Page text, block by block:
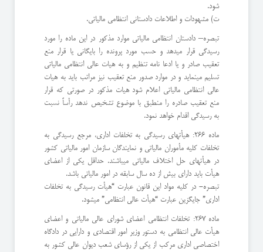
شود.
ت) مشهودات و اطلاعات دادستانی انتظامی مالیاتی.
تبصره– دادستان انتظامی مالیاتی موارد مذکور در این ماده را مورد
رسیدگی قرار میدهد و حسب مورد پرونده را بایگانی یا قرار منع
تعقیب صادر و یا ادعا نامه تنظیم و به هیات عالی انتظامی مالیاتی
تسلیم مینماید و در موارد صدور منع تعقیب نیز مراتب باید به هیات
عالی انتظامی مالیاتی اعلام شود هیات مذکور در صورتی که قرار
منع تعقیب صادره را منطبق با موضوع تشخیص ندهد رأساً نسبت
به رسیدگی اقدام خواهد نمود.
ماده 266: هیأتهای رسیدگی به تخلفات اداری، مرجع رسیدگی به
تخلفات کلیه مأموران مالیاتی و نمایندگان سازمان امور مالیاتی کشور
در هیأتهای حل اختلاف مالیاتی میباشند. حداقل یکی از اعضای
هیأت باید دارای بیش از ده سال سابقه در امور مالیاتی باشد.
تبصره- در کلیه مواد این قانون عبارت “‌هیأت رسیدگی به تخلفات
اداری” جایگزین عبارت “‌هیأت عالی انتظامی” میشود.
ماده 267: تخلفات انتظامی اعضای شورای عالی مالیاتی و اعضای
هیأت عالی انتظامی به دستور وزیر امور اقتصادی و دارایی در دادگاه
اختصاصی اداری مرکب از یکی از رؤسای شعب دیوان عالی کشور به